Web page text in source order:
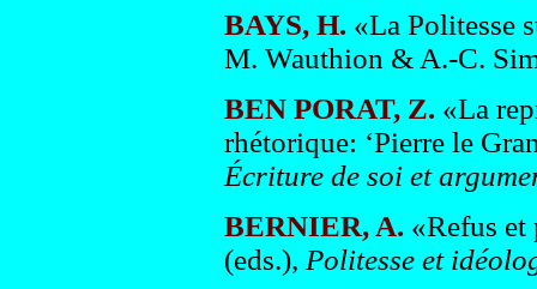
BAYS, H. «La Politesse
M. Wauthion & A.-C.
BEN PORAT, Z. «La
rhétorique: ‘Pierre le
Écriture de soi et
BERNIER, A. «Refus
(eds.), Politesse et